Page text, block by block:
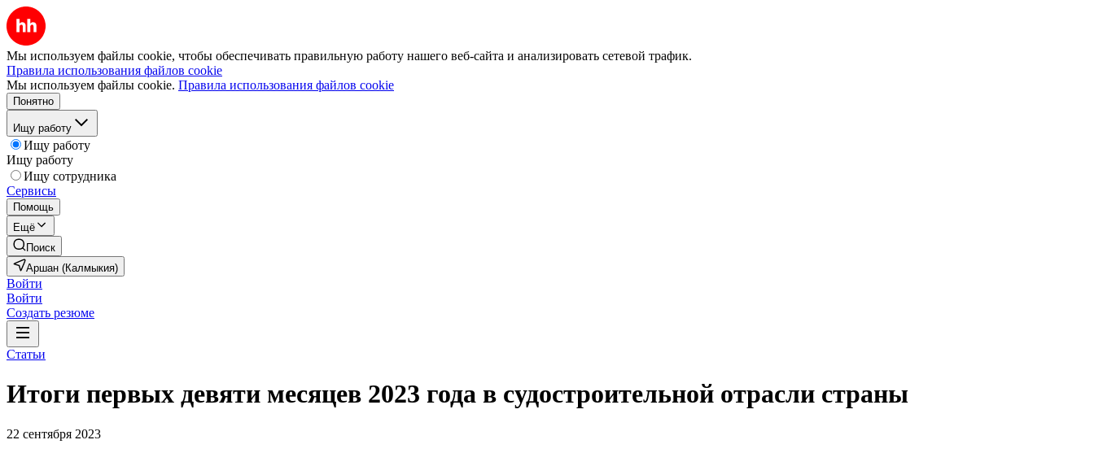
Мы используем файлы cookie, чтобы обеспечивать правильную работу нашего веб-сайта и анализировать сетевой трафик.
Правила использования файлов cookie
Мы используем файлы cookie. Правила использования файлов cookie
Понятно
Ищу работу
Ищу работу
Ищу работу
Ищу сотрудника
Сервисы
Помощь
Ещё
Поиск
Аршан (Калмыкия)
Войти
Войти
Создать резюме
Статьи
Итоги первых девяти месяцев 2023 года в судостроительной отрасли страны
22 сентября 2023